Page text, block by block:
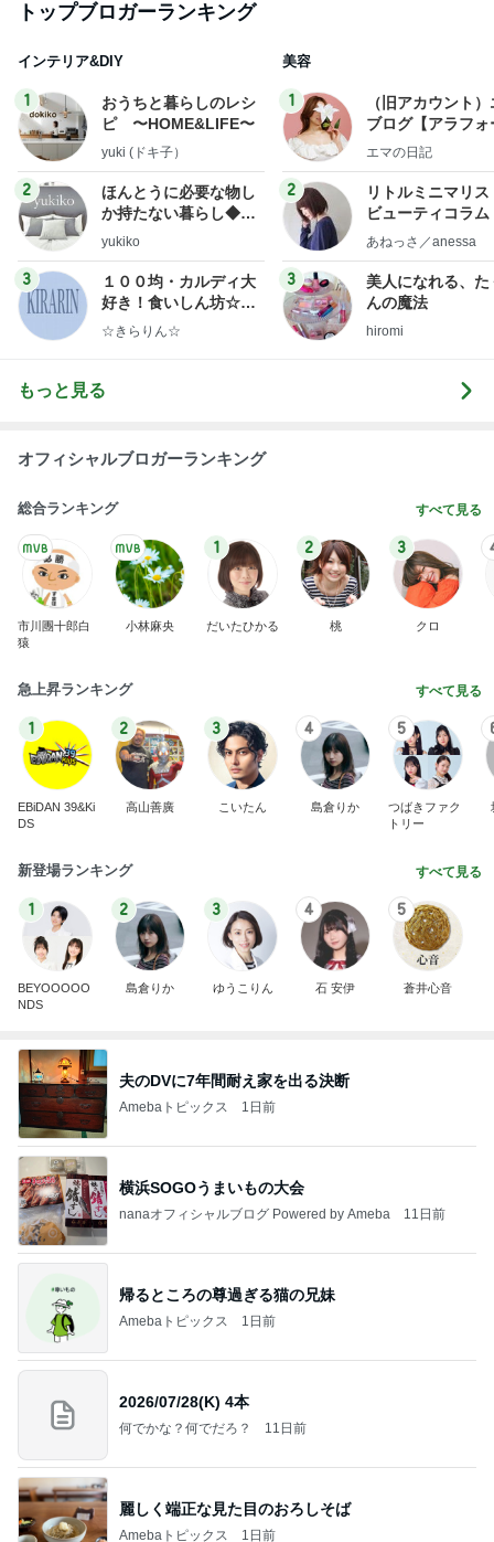
トップブロガーランキング
インテリア&DIY
1
おうちと暮らしのレシ
ピ 〜HOME&LIFE〜
yuki (ドキ子）
2
ほんとうに必要な物し
か持たない暮らし◆Ke
ep Life Simple◆〜イ
yukiko
3
１００均・カルディ大
好き！食いしん坊☆き
らりん☆のブログ
☆きらりん☆
美容
1
（旧アカウント
ブログ【アラフォ
社売却セカンドラ
エマの日記
2
リトルミニマリス
ビューティコラ
little
あねっさ／anessa
3
美人になれる、た
んの魔法
hiromi
もっと見る
オフィシャルブロガーランキング
総合ランキング すべて見る
市川團十郎白
猿
小林麻央
1
だいたひかる
2
桃
3
クロ
急上昇ランキング すべて見る
1
EBiDAN 39&Ki
DS
2
高山善廣
3
こいたん
4
島倉りか
5
つばきファク
トリー
新登場ランキング すべて見る
1
BEYOOOOO
NDS
2
島倉りか
3
ゆうこりん
4
石 安伊
5
蒼井心音
夫のDVに7年間耐え家を出る決断
Amebaトピックス 1日前
横浜SOGOうまいもの大会
nanaオフィシャルブログ Powered by Ameba 11日前
帰るところの尊過ぎる猫の兄妹
Amebaトピックス 1日前
2026/07/28(K) 4本
何でかな？何でだろ？ 11日前
麗しく端正な見た目のおろしそば
Amebaトピックス 1日前